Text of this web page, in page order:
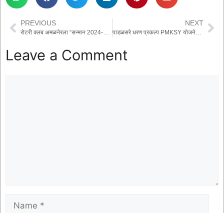
PREVIOUS
रोटरी क्लब अमळनेरला “सन्मान 2024-25” पुरस्कारांनी गौरव
NEXT
पाडळसरे धरण प्रकल्प PMKSY योजनेत सामाविष्ट; ८५९ कोटींच्या निधीला मंजुरी
Leave a Comment